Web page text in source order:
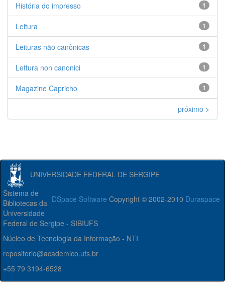
1
História do impresso
1
Leitura
1
Leituras não canônicas
1
Lettura non canonici
1
Magazine Capricho
próximo >
UNIVERSIDADE FEDERAL DE SERGIPE
DSpace Software Copyright © 2002-2010 Duraspace
Sistema de
Bibliotecas da
Universidade
Federal de Sergipe - SIBIUFS
Núcleo de Tecnologia da Informação - NTI
repositorio@academico.ufs.br
+55 79 3194-6528